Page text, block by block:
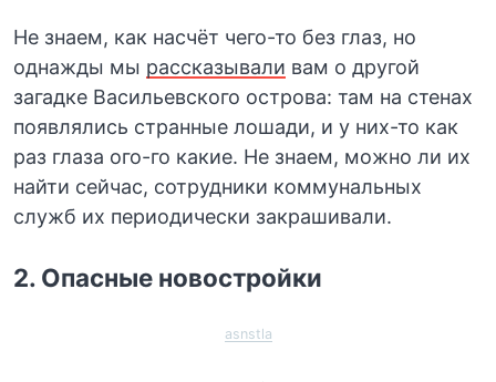
Не знаем, как насчёт чего-то без глаз, но
однажды мы рассказывали вам о другой
загадке Васильевского острова: там на стенах
появлялись странные лошади, и у них-то как
раз глаза ого-го какие. Не знаем, можно ли их
найти сейчас, сотрудники коммунальных
служб их периодически закрашивали.
2. Опасные новостройки
asnstla